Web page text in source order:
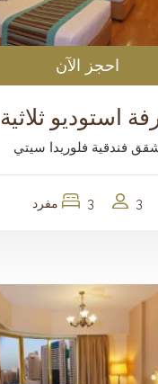
احجز الآن
استوديو ثلاثية
فندقية فلوريدا سيتي
3 3 مفرد